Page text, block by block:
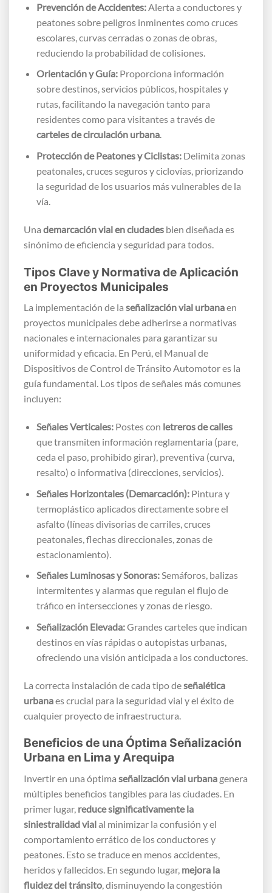
Prevención de Accidentes:Alerta a conductores y
peatones sobre peligros inminentes como cruces
escolares, curvas cerradas o zonas de obras,
reduciendo la probabilidad de colisiones.
Orientación y Guía:Proporciona información
sobre destinos, servicios públicos, hospitales y
rutas, facilitando la navegación tanto para
residentes como para visitantes a través de
carteles de circulación urbana.
Protección de Peatones y Ciclistas:Delimita zonas
peatonales, cruces seguros y ciclovías, priorizando
la seguridad de los usuarios más vulnerables de la
vía.
Una demarcación vial en ciudades bien diseñada es
sinónimo de eficiencia y seguridad para todos.
Tipos Clave y Normativa de Aplicación
en Proyectos Municipales
La implementación de la señalización vial urbanaen
proyectos municipales debe adherirse a normativas
nacionales e internacionales para garantizar su
uniformidad y eficacia. En Perú, el Manual de
Dispositivos de Control de Tránsito Automotor es la
guía fundamental. Los tipos de señales más comunes
incluyen:
Señales Verticales:Postes con letreros de calles
que transmiten información reglamentaria (pare,
ceda el paso, prohibido girar), preventiva (curva,
resalto) o informativa (direcciones, servicios).
Señales Horizontales (Demarcación):Pintura y
termoplástico aplicados directamente sobre el
asfalto (líneas divisorias de carriles, cruces
peatonales, flechas direccionales, zonas de
estacionamiento).
Señales Luminosas y Sonoras:Semáforos, balizas
intermitentes y alarmas que regulan el flujo de
tráfico en intersecciones y zonas de riesgo.
Señalización Elevada:Grandes carteles que indican
destinos en vías rápidas o autopistas urbanas,
ofreciendo una visión anticipada a los conductores.
La correcta instalación de cada tipo deseñalética
urbanaes crucial para la seguridad vial y el éxito de
cualquier proyecto de infraestructura.
Beneficios de una Óptima Señalización
Urbana en Lima y Arequipa
Invertir en una óptima señalización vial urbana genera
múltiples beneficios tangibles para las ciudades. En
primer lugar, reduce significativamente la
siniestralidad vialal minimizar la confusión y el
comportamiento errático de los conductores y
peatones. Esto se traduce en menos accidentes,
heridos y fallecidos. En segundo lugar, mejora la
fluidez del tránsito, disminuyendo la congestión